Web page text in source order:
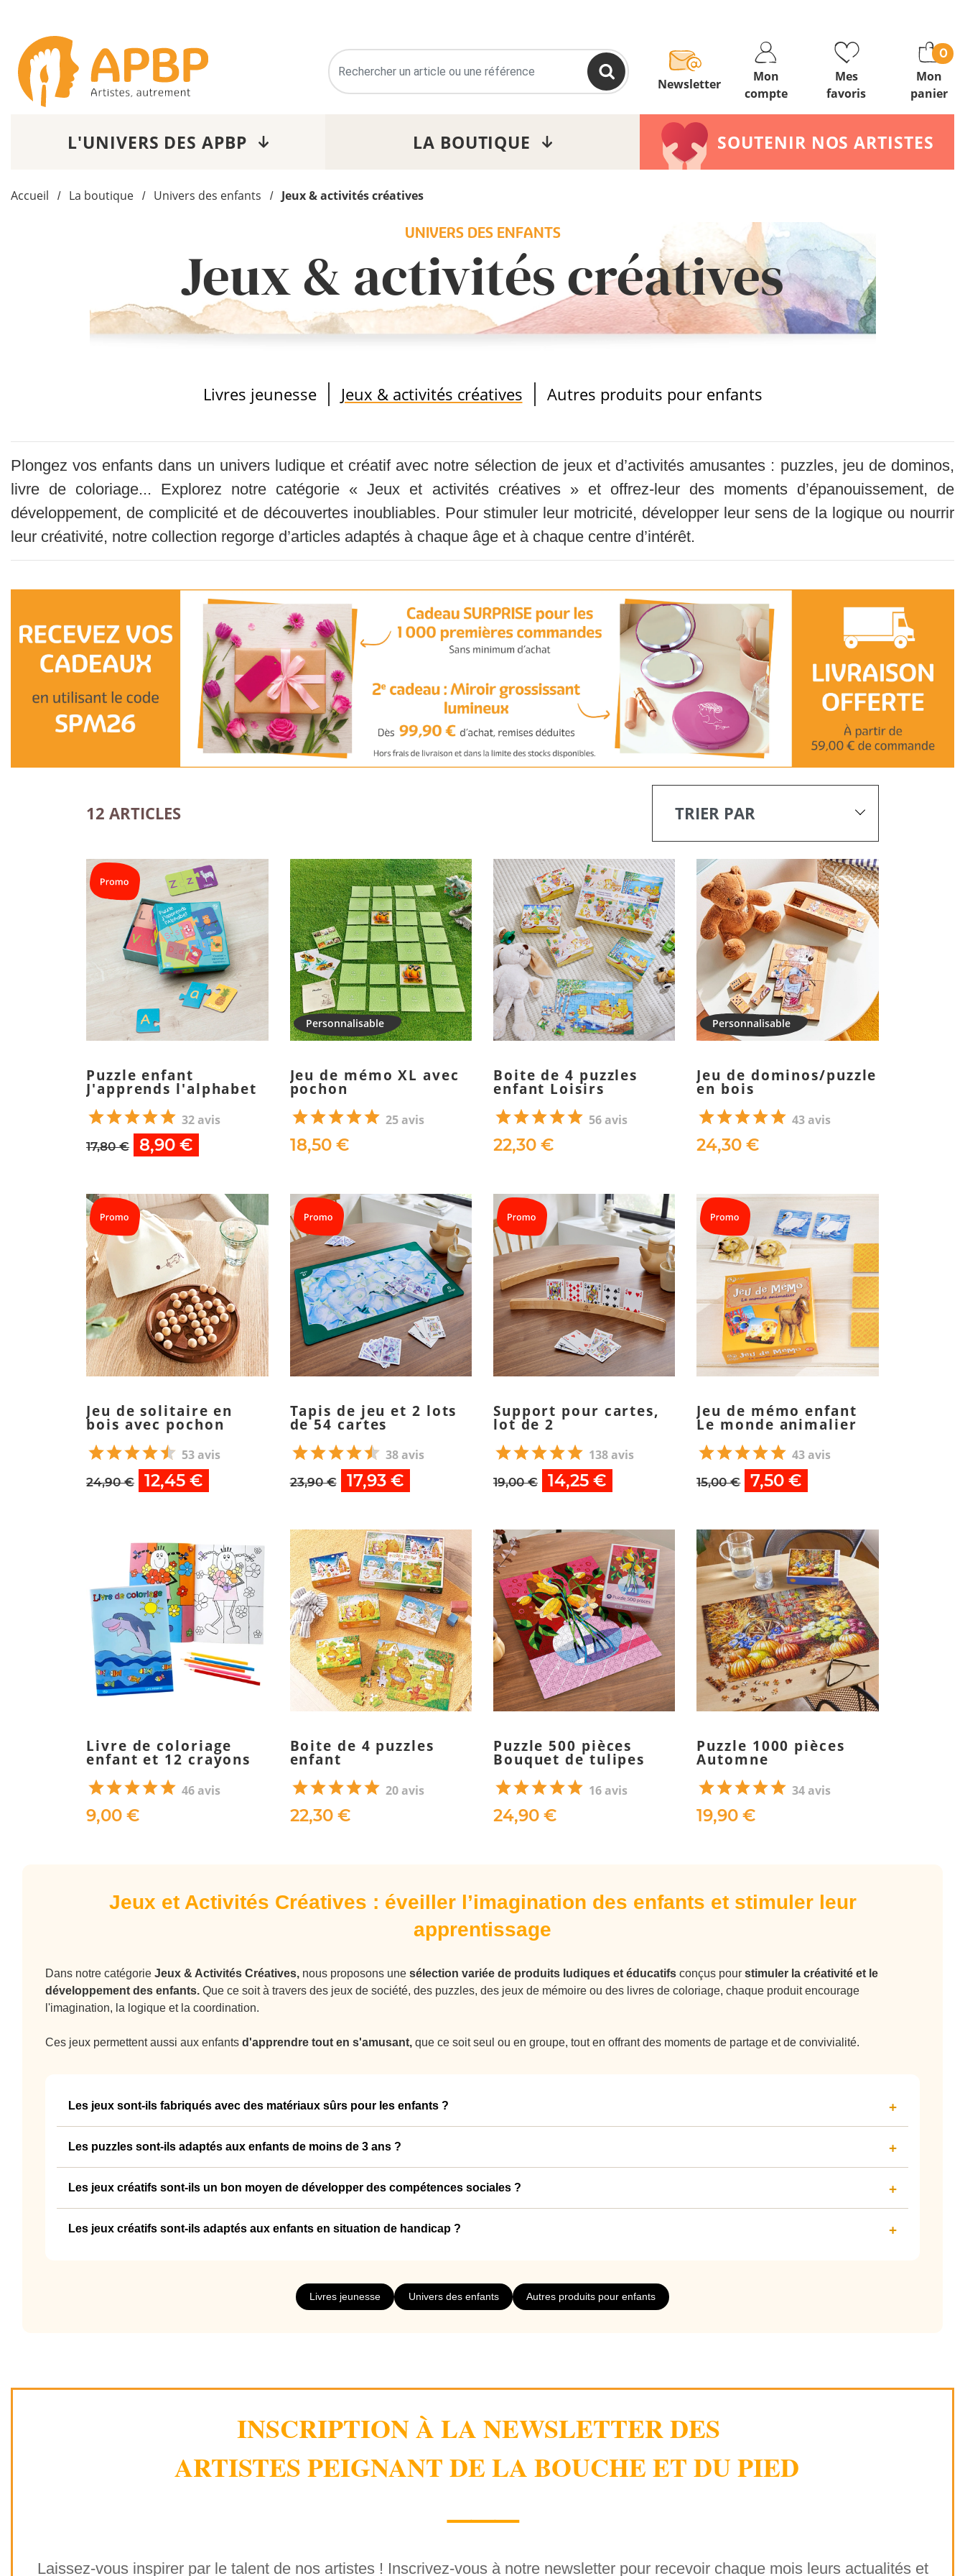
Newsletter
Mon
compte
Mes
favoris
Mon
panier
0
L'UNIVERS DES APBP LA BOUTIQUE SOUTENIR NOS ARTISTES
Accueil / La boutique / Univers des enfants / Jeux & activités créatives
UNIVERS DES ENFANTS
Jeux & activités créatives
Livres jeunesse Jeux & activités créatives Autres produits pour enfants
Plongez vos enfants dans un univers ludique et créatif avec notre sélection de jeux et d’activités amusantes : puzzles, jeu de dominos,
livre de coloriage... Explorez notre catégorie « Jeux et activités créatives » et offrez-leur des moments d’épanouissement, de
développement, de complicité et de découvertes inoubliables. Pour stimuler leur motricité, développer leur sens de la logique ou nourrir
leur créativité, notre collection regorge d’articles adaptés à chaque âge et à chaque centre d’intérêt.
12 ARTICLES
Puzzle enfant
J'apprends l'alphabet
32 avis
17,80 € 8,90 €
Jeu de mémo XL avec
pochon
25 avis
18,50 €
Boite de 4 puzzles
enfant Loisirs
56 avis
22,30 €
Jeu de dominos/puzzle
en bois
43 avis
24,30 €
Jeu de solitaire en
bois avec pochon
53 avis
24,90 € 12,45 €
Tapis de jeu et 2 lots
de 54 cartes
38 avis
23,90 € 17,93 €
Support pour cartes,
lot de 2
138 avis
19,00 € 14,25 €
Jeu de mémo enfant
Le monde animalier
43 avis
15,00 € 7,50 €
Livre de coloriage
enfant et 12 crayons
46 avis
9,00 €
Boite de 4 puzzles
enfant
20 avis
22,30 €
Puzzle 500 pièces
Bouquet de tulipes
16 avis
24,90 €
Puzzle 1000 pièces
Automne
34 avis
19,90 €
Jeux et Activités Créatives : éveiller l’imagination des enfants et stimuler leur
apprentissage
Dans notre catégorie Jeux & Activités Créatives, nous proposons une sélection variée de produits ludiques et éducatifs conçus pour stimuler la créativité et le
développement des enfants. Que ce soit à travers des jeux de société, des puzzles, des jeux de mémoire ou des livres de coloriage, chaque produit encourage
l'imagination, la logique et la coordination.
Ces jeux permettent aussi aux enfants d'apprendre tout en s'amusant, que ce soit seul ou en groupe, tout en offrant des moments de partage et de convivialité.
Les jeux sont-ils fabriqués avec des matériaux sûrs pour les enfants ?
Oui, tous nos jeux sont conçus avec des matériaux non toxiques et respectent les normes de sécurité
Les puzzles sont-ils adaptés aux enfants de moins de 3 ans ?
Nos puzzles pour enfants sont spécialement conçus pour différents groupes d'âge. Ceux pour les plus jeunes sont simples et adaptés à leur niveau de
Les jeux créatifs sont-ils un bon moyen de développer des compétences sociales ?
Absolument. Les jeux en groupe, comme le jeu de dominos ou les jeux de cartes,
Les jeux créatifs sont-ils adaptés aux enfants en situation de handicap ?
Livres jeunesse Univers des enfants Autres produits pour enfants
INSCRIPTION À LA NEWSLETTER DES
ARTISTES PEIGNANT DE LA BOUCHE ET DU PIED
⸻
Laissez-vous inspirer par le talent de nos artistes ! Inscrivez-vous à notre newsletter pour recevoir chaque mois leurs actualités et